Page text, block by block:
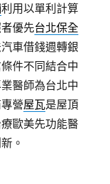
利用以單利計算
優先台北保全
車借錢週轉銀
件不同結合中
醫師為台北中
營屋瓦是屋頂
歐美先功能醫
。